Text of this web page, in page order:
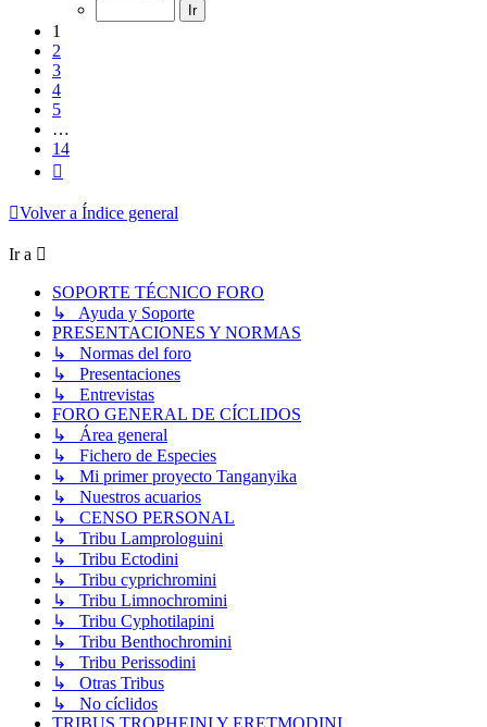
1
2
3
4
5
…
14
Volver a Índice general
Ir a
SOPORTE TÉCNICO FORO
↳ Ayuda y Soporte
PRESENTACIONES Y NORMAS
↳ Normas del foro
↳ Presentaciones
↳ Entrevistas
FORO GENERAL DE CÍCLIDOS
↳ Área general
↳ Fichero de Especies
↳ Mi primer proyecto Tanganyika
↳ Nuestros acuarios
↳ CENSO PERSONAL
↳ Tribu Lamprologuini
↳ Tribu Ectodini
↳ Tribu cyprichromini
↳ Tribu Limnochromini
↳ Tribu Cyphotilapini
↳ Tribu Benthochromini
↳ Tribu Perissodini
↳ Otras Tribus
↳ No cíclidos